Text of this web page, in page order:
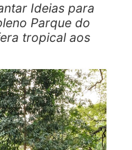
Ideias para
Parque do
tropical aos